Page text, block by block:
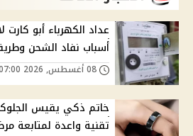
عداد الكهرباء أبو
أسباب نفاد الشحن
خاتم ذكي يقيس
تقنية واعدة لمتابعة